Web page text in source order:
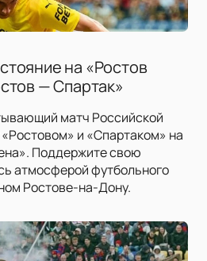
на «Ростов
— Спартак»
матч Российской
и «Спартаком» на
Поддержите свою
атмосферой футбольного
Ростове-на-Дону.